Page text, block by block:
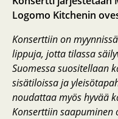
Logomo Kitchenin
Konserttiin on
lippuja, jotta tilassa
Suomessa suositellaan
sisätiloissa ja
noudattaa myös hyvää
Konserttiin